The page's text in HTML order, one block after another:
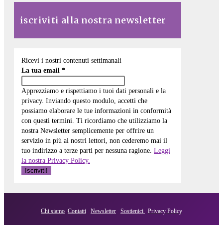
iscriviti alla nostra newsletter
Ricevi i nostri contenuti settimanali
La tua email *
Apprezziamo e rispettiamo i tuoi dati personali e la
privacy. Inviando questo modulo, accetti che
possiamo elaborare le tue informazioni in conformità
con questi termini. Ti ricordiamo che utilizziamo la
nostra Newsletter semplicemente per offrire un
servizio in più ai nostri lettori, non cederemo mai il
tuo indirizzo a terze parti per nessuna ragione. Leggi
la nostra Privacy Policy.
Chi siamo Contatti Newsletter Sostienici Privacy Policy